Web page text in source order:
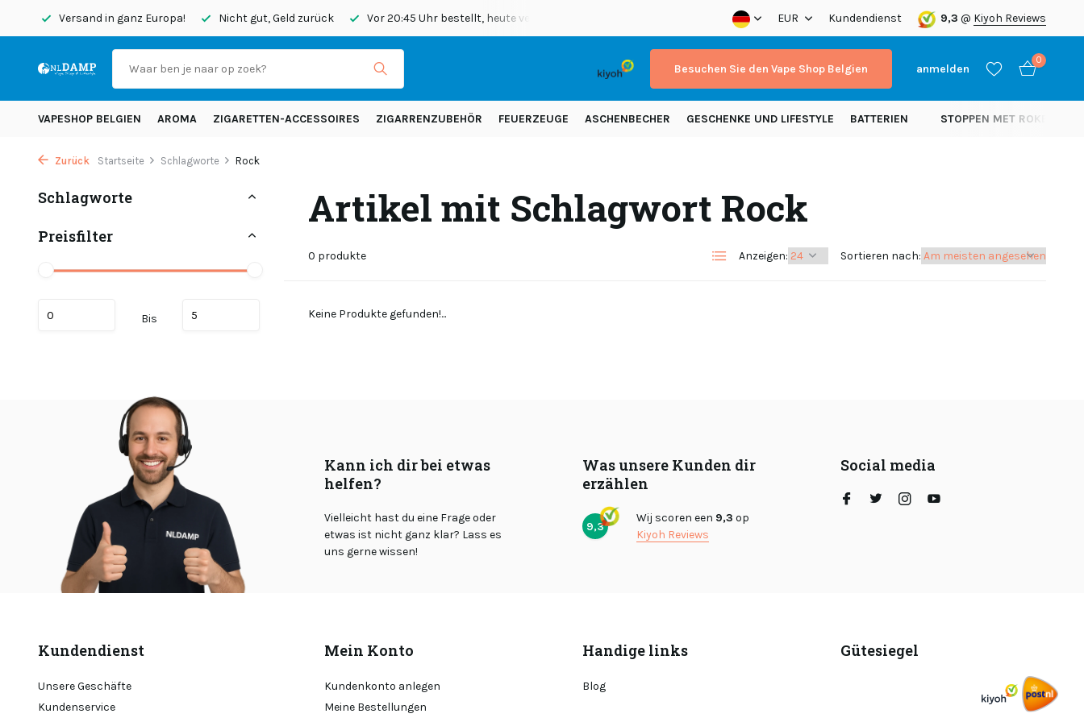
Versand in ganz Europa! Nicht gut, Geld zurück Vor 20:45 Uhr bestellt, heute versendet EUR Kundendienst 9,3 @ Kiyoh Reviews
Besuchen Sie den Vape Shop Belgien anmelden
anlegen
0
VAPESHOP BELGIEN AROMA ZIGARETTEN-ACCESSOIRES ZIGARRENZUBEHÖR FEUERZEUGE ASCHENBECHER GESCHENKE UND LIFESTYLE BATTERIEN STOPPEN MET ROKEN
Zurück Startseite Schlagworte Rock
Schlagworte
Preisfilter
Bis
Artikel mit Schlagwort Rock
0 produkte Anzeigen: Sortieren nach:
Keine Produkte gefunden!...
Kann ich dir bei etwas
helfen?
Vielleicht hast du eine Frage oder
etwas ist nicht ganz klar? Lass es
uns gerne wissen!
Was unsere Kunden dir
erzählen
9,3
Wij scoren een 9,3 op
Kiyoh Reviews
Social media
Kundendienst
Unsere Geschäfte
Kundenservice
Mein Konto
Kundenkonto anlegen
Meine Bestellungen
Handige links
Blog
Gütesiegel